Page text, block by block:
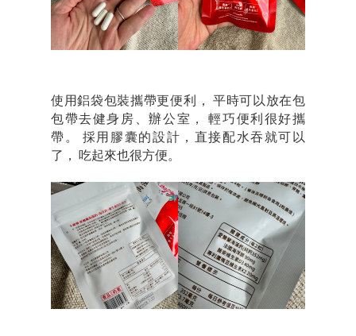
使用鋁袋包裝攜帶更便利， 平時可以放在包
包帶去健身房、辦公室， 輕巧便利很好攜
帶。 採用膠囊的設計，直接配水吞就可以
了， 吃起來也很方便。